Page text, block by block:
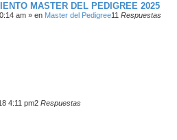
MASTER DEL PEDIGREE 2025
am » en Master del Pedigree11 Respuestas
4:11 pm2 Respuestas